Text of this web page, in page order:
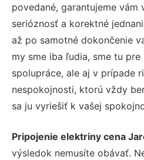
povedané, garantujeme vám
serióznosť a korektné
až po samotné dokončenie
my sme iba ľudia, sme tu pre
spolupráce, ale aj v prípade
nespokojnosti, ktorú vždy
sa ju vyriešiť k vašej
Pripojenie elektriny cena
výsledok nemusíte obávať.